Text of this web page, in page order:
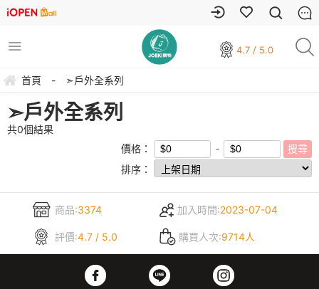
4.7 / 5.0
首頁 - ➣戶外全系列
➣戶外全系列
共0個結果
價格：
排序：
商品:3374 加入時間:2023-07-04
評價:4.7 / 5.0 購買人次:9714人